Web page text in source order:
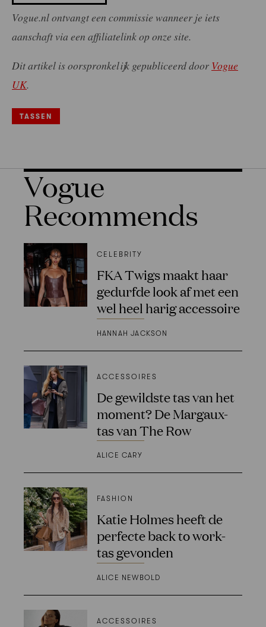
Vogue.nl ontvangt een commissie wanneer je iets
aanschaft via een affiliatelink op onze site.
Dit artikel is oorspronkelijk gepubliceerd door Vogue
UK.
TASSEN
Vogue
Recommends
CELEBRITY
FKA Twigs maakt haar
gedurfde look af met een
wel heel harig accessoire
HANNAH JACKSON
ACCESSOIRES
De gewildste tas van het
moment? De Margaux-
tas van The Row
ALICE CARY
FASHION
Katie Holmes heeft de
perfecte back to work-
tas gevonden
ALICE NEWBOLD
ACCESSOIRES